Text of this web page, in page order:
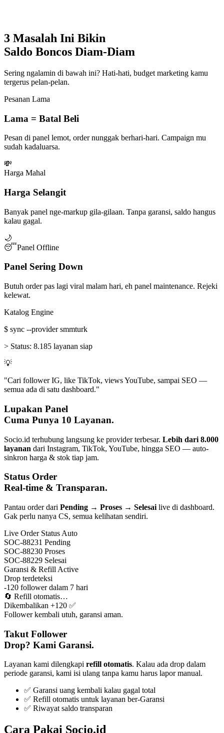
3 Masalah Ini Bikin
Saldo Boncos Diam-Diam
Sering ngalamin di bawah ini? Hati-hati, budget marketing kamu
tergerus pelan-pelan.
Pesanan Lama
Lama = Batal Beli
Pesan di panel lemot, order nunggak berhari-hari. Campaign mu
sudah kadaluarsa.
💸
Harga Mahal
Harga Selangit
Banyak panel nge-markup gila-gilaan. Tanpa garansi, saldo hangus
kalau gagal.
🌙
😴Panel Offline
Panel Sering Down
Butuh order pas lagi viral malam hari, eh panel maintenance. Rejeki
kelewat.
Katalog Engine
$ sync --provider smmturk
> Status: 8.185 layanan siap
💡
"Cari follower IG, like TikTok, views YouTube, sampai SEO —
semua ada di satu dashboard."
Lupakan Panel
Cuma Punya 10 Layanan.
Socio.id terhubung langsung ke provider terbesar. Lebih dari 8.000
layanan dari Instagram, TikTok, YouTube, hingga SEO — auto-
sinkron harga & stok tiap jam.
Status Order
Real-time & Transparan.
Pantau order dari Pending → Proses → Selesai live di dashboard.
Gak perlu nanya CS, semua kelihatan sendiri.
Live Order Status Auto
SOC-88231 Pending
SOC-88230 Proses
SOC-88229 Selesai
Garansi & Refill Active
Drop terdeteksi
-120 follower dalam 7 hari
🔄 Refill otomatis…
Dikembalikan +120 ✅
Follower kembali utuh, garansi aman.
Takut Follower
Drop? Kami Garansi.
Layanan kami dilengkapi refill otomatis. Kalau ada drop dalam
periode garansi, kami isi ulang tanpa kamu harus lapor manual.
✅ Garansi uang kembali kalau gagal total
✅ Refill otomatis untuk layanan ber-Garansi
✅ Riwayat saldo transparan
Cara Pakai Socio.id